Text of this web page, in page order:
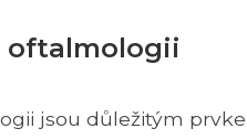
oftalmologii
jsou důležitým